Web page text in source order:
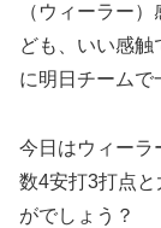
（ウィーラー
ども、いい感触
に明日チームで
今日はウィーラ
数4安打3打点
がでしょう？